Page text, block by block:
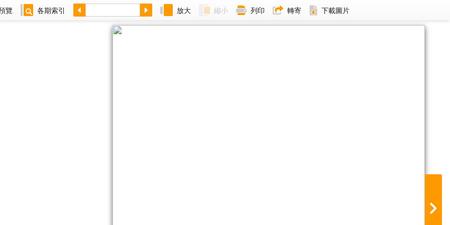
覽 各期索引 放大 縮小 列印 轉寄 下載圖片